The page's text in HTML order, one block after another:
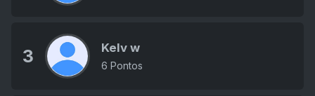
3 Kelv w
6 Pontos